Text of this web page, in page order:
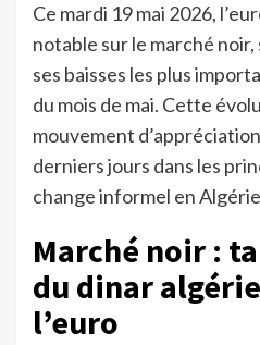
Ce mardi 19 mai 2026,
notable sur le marché noir,
ses baisses les plus
du mois de mai. Cette
mouvement
derniers jours dans les
change informel en
Marché noir :
du dinar
l’euro